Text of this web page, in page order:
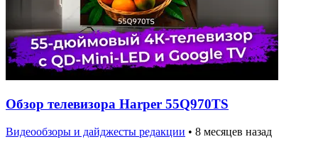
Обзор телевизора Harper 55Q970TS
Видеообзоры и дайджесты редакции • 8 месяцев назад